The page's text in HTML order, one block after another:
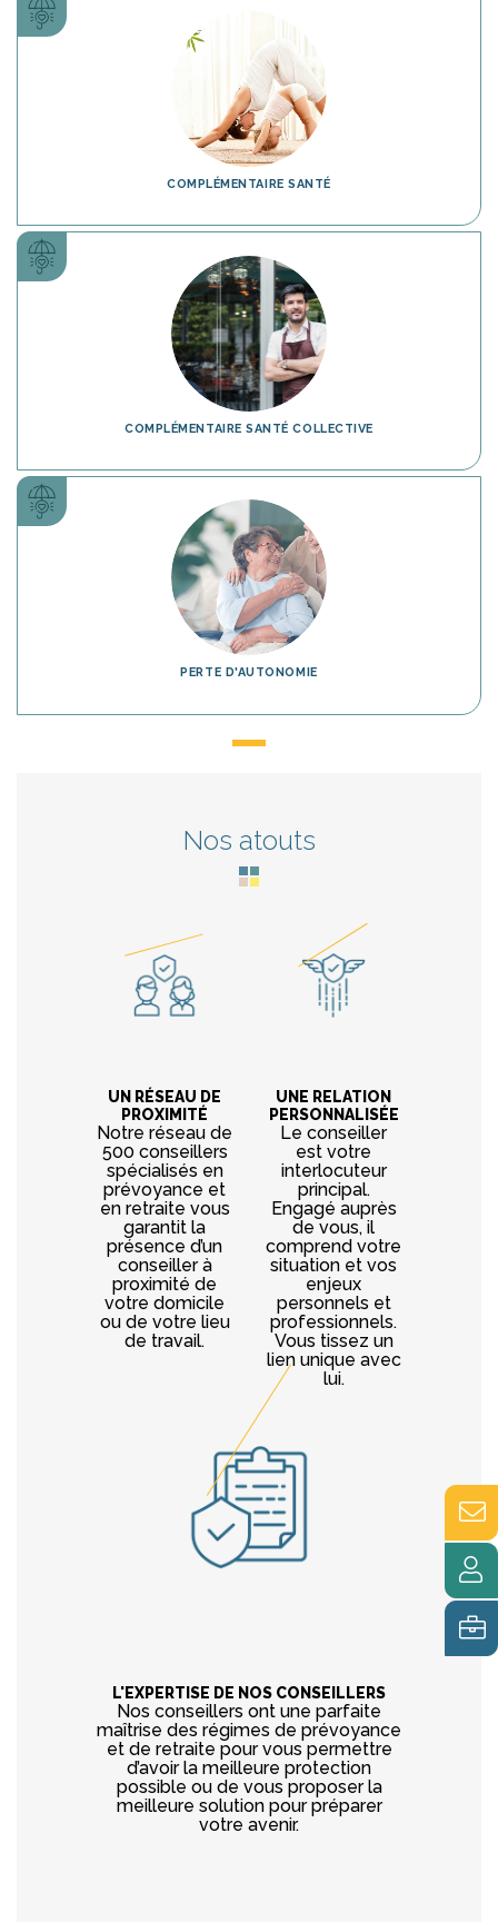
COMPLÉMENTAIRE SANTÉ
COMPLÉMENTAIRE SANTÉ COLLECTIVE
PERTE D'AUTONOMIE
Nos atouts
UN RÉSEAU DE
PROXIMITÉ
Notre réseau de
500 conseillers
spécialisés en
prévoyance et
en retraite vous
garantit la
présence d’un
conseiller à
proximité de
votre domicile
ou de votre lieu
de travail.
UNE RELATION
PERSONNALISÉE
Le conseiller
est votre
interlocuteur
principal.
Engagé auprès
de vous, il
comprend votre
situation et vos
enjeux
personnels et
professionnels.
Vous tissez un
lien unique avec
lui.
L'EXPERTISE DE NOS CONSEILLERS
Nos conseillers ont une parfaite
maîtrise des régimes de prévoyance
et de retraite pour vous permettre
d’avoir la meilleure protection
possible ou de vous proposer la
meilleure solution pour préparer
votre avenir.